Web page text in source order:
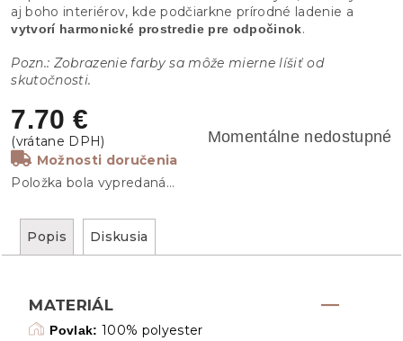
7.70 €
Momentálne nedostupné
Možnosti doručenia
Položka bola vypredaná…
aj boho interiérov, kde podčiarkne prírodné ladenie a
vytvorí harmonické prostredie pre odpočinok.
Pozn.: Zobrazenie farby sa môže mierne líšiť od
skutočnosti.
Popis Diskusia
MATERIÁL
Povlak: 100% polyester